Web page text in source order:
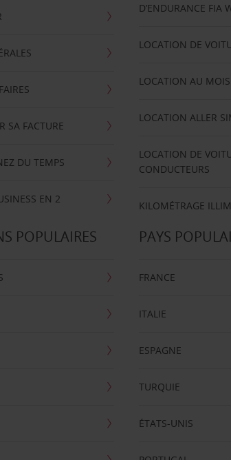
SA FACTURE
DU TEMPS
EN 2
D’ENDURANCE FIA
LOCATION DE
LOCATION AU MOIS
LOCATION ALLER
LOCATION DE
CONDUCTEURS
KILOMÉTRAGE
POPULAIRES PAYS
FRANCE
ITALIE
ESPAGNE
TURQUIE
ÉTATS-UNIS